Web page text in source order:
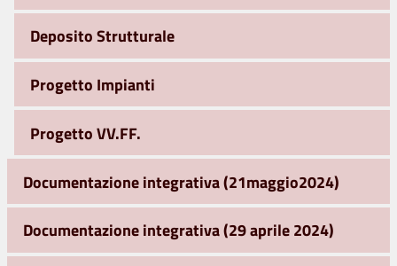
Deposito Strutturale
Progetto Impianti
Progetto VV.FF.
Documentazione integrativa (21maggio2024)
Documentazione integrativa (29 aprile 2024)